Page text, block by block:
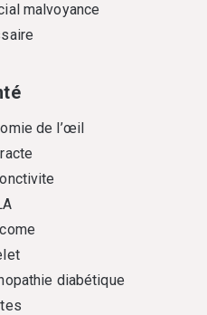
malvoyance
de l’œil
diabétique